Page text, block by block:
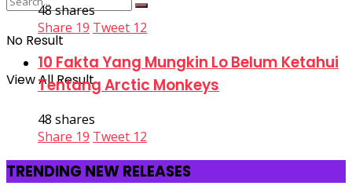
No Result
View All Result
48 shares
Share 19 Tweet 12
10 Fakta Yang Mungkin Lo Belum Ketahui
Tentang Arctic Monkeys
48 shares
Share 19 Tweet 12
TRENDING NEW RELEASES